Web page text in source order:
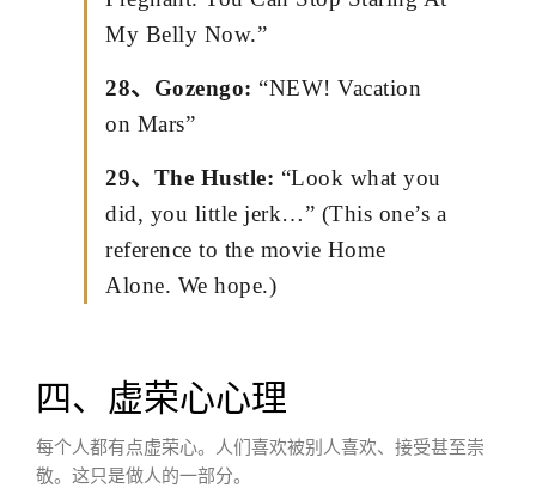
My Belly Now.”
28、Gozengo: “NEW! Vacation
on Mars”
29、The Hustle: “Look what you
did, you little jerk…” (This one’s a
reference to the movie Home
Alone. We hope.)
四、虚荣心心理
每个人都有点虚荣心。人们喜欢被别人喜欢、接受甚至崇
敬。这只是做人的一部分。